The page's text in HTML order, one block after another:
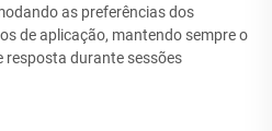
as preferências dos
de aplicação, mantendo sempre o
resposta durante sessões